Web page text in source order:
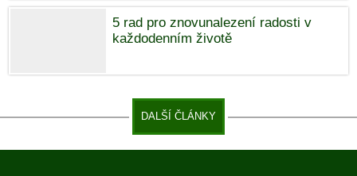
5 rad pro znovunalezení radosti v
každodenním životě
DALŠÍ ČLÁNKY